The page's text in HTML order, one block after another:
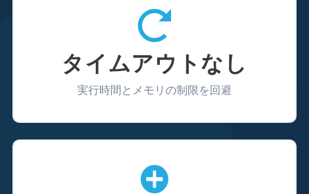
タイムアウトなし
実行時間とメモリの制限を回避